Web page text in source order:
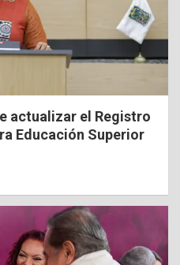
actualizar el Registro
Educación Superior